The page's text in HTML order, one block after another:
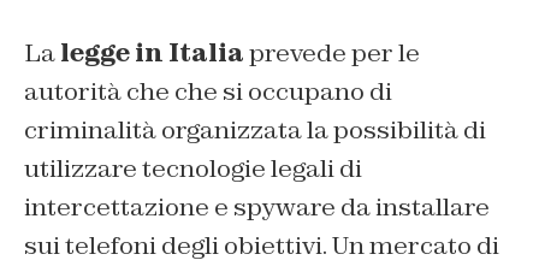
Lalegge in Italiaprevede per le
autorità che che si occupano di
criminalità organizzata la possibilità di
utilizzare tecnologie legali di
intercettazione e spyware da installare
sui telefoni degli obiettivi. Un mercato di